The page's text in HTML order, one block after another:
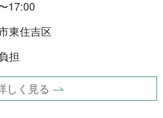
17:00
東住吉区
担
しく見る